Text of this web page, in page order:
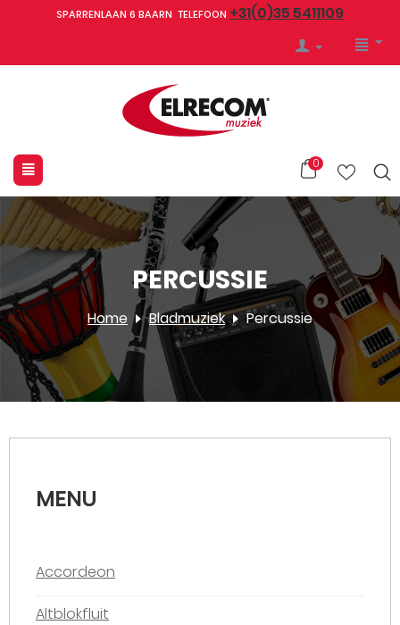
SPARRENLAAN 6 BAARN TELEFOON +31(0)35 5411109
0
PERCUSSIE
Home Bladmuziek Percussie
MENU
Accordeon
Altblokfluit